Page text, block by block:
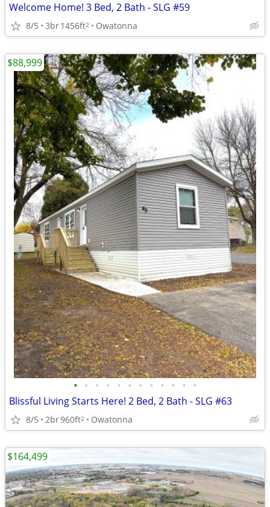
Welcome Home! 3 Bed, 2 Bath - SLG #59
8/5 3br1456ft2 Owatonna
• • • • • • • • • • • •
Blissful Living Starts Here! 2 Bed, 2 Bath - SLG #63
8/5 2br960ft2 Owatonna
$88,999
$164,499